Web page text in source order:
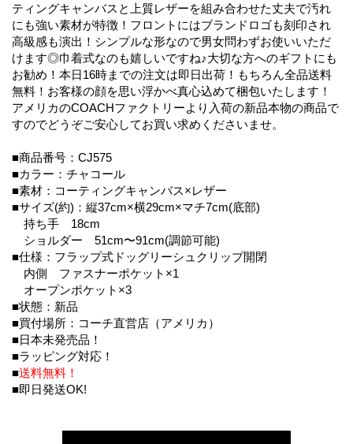
ティングキャンバスと上質レザーを組み合わせた丈夫で汚れ
にも強い素材が特徴！フロントにはブランドロゴも刻印され
高級感も演出！シンプルな形なので男女問わずお使いいただ
けます◎巾着式なのも嬉しいですね♪大切な方へのギフトにも
お勧め！本日16時までの注文は即日出荷！もちろん全品送料
無料！お客様の顔を思い浮かべ真心込めて梱包いたします！
アメリカのCOACHファクトリーより入荷の新品本物の商品で
すのでどうぞご安心してお買い求めくださいませ。
■商品番号：CJ575
■カラー：チャコール
■素材：コーティングキャンバス×レザー
■サイズ(約)：縦37cm×横29cm×マチ7cm(底部)
持ち手 18cm
ショルダー 51cm〜91cm(調節可能)
■仕様：フラップ式ドッグリーシュクリップ開閉
内側 ファスナーポケット×1
オープンポケット×3
■状態：新品
■買付場所：コーチ直営店（アメリカ）
■日本未発売品！
■ラッピング対応！
■送料無料！
■即日発送OK!